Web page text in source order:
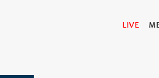
LIVE